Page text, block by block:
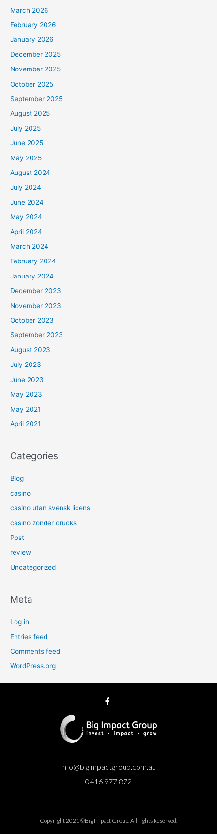
March 2026
February 2026
January 2026
December 2025
November 2025
October 2025
September 2025
August 2025
July 2025
June 2025
May 2025
August 2024
July 2024
June 2024
May 2024
April 2024
March 2024
February 2024
January 2024
December 2023
November 2023
October 2023
September 2023
August 2023
July 2023
June 2023
May 2023
May 2021
April 2021
Categories
Blog
casino
casino utan svensk licens
casino zonder crucks
Post
review
Uncategorized
Meta
Log in
Entries feed
Comments feed
WordPress.org
info@bigimpactgroup.com.au
0416 977 872
Copyright 2021 ©Big Impact Group. All rights Reserved.